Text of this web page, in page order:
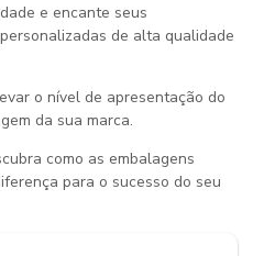
e encante seus
de alta qualidade
o nível de apresentação do
da sua marca.
como as embalagens
para o sucesso do seu